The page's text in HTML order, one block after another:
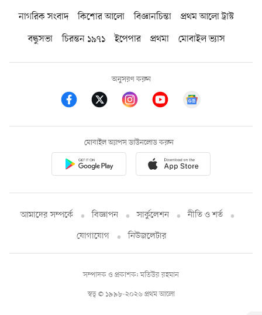
নাগরিক সংবাদ কিশোর আলো বিজ্ঞানচিন্তা
প্রথম আলো ট্রাস্ট
বন্ধুসভা
চিরন্তন ১৯৭১ ইপেপার প্রথমা মোবাইল ভ্যাস
অনুসরণ করুন
মোবাইল অ্যাপস ডাউনলোড করুন
আমাদের সম্পর্কে বিজ্ঞাপন সার্কুলেশন
নীতি ও শর্ত
যোগাযোগ
নিউজলেটার
স্বত্ব © ১৯৯৮-২০২৬ প্রথম আলো
সম্পাদক ও প্রকাশক: মতিউর রহমান